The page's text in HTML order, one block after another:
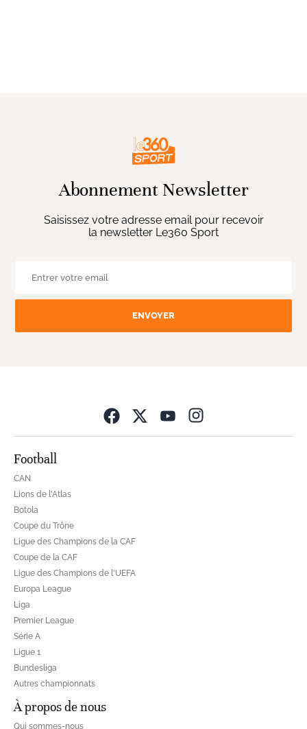
Abonnement Newsletter
Saisissez votre adresse email pour recevoir
la newsletter Le360 Sport
ENVOYER
Football
CAN
Lions de l'Atlas
Botola
Coupe du Trône
Ligue des Champions de la CAF
Coupe de la CAF
Ligue des Champions de l'UEFA
Europa League
Liga
Premier League
Série A
Ligue 1
Bundesliga
Autres championnats
À propos de nous
Qui sommes-nous